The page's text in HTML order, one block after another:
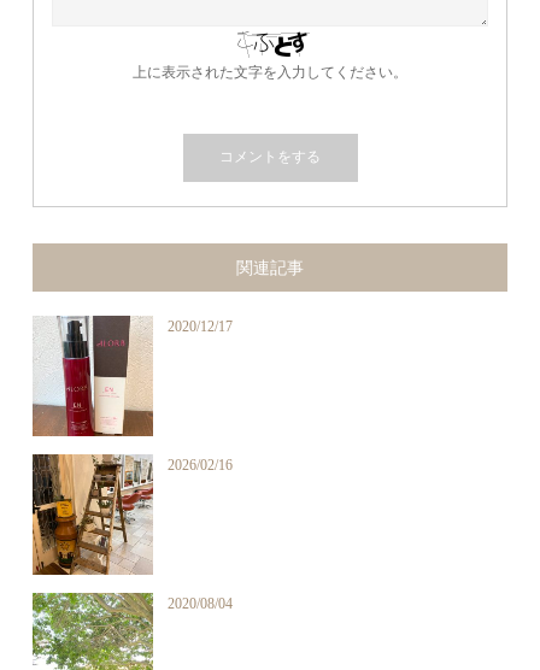
上に表示された文字を入力してください。
関連記事
2020/12/17
2026/02/16
2020/08/04